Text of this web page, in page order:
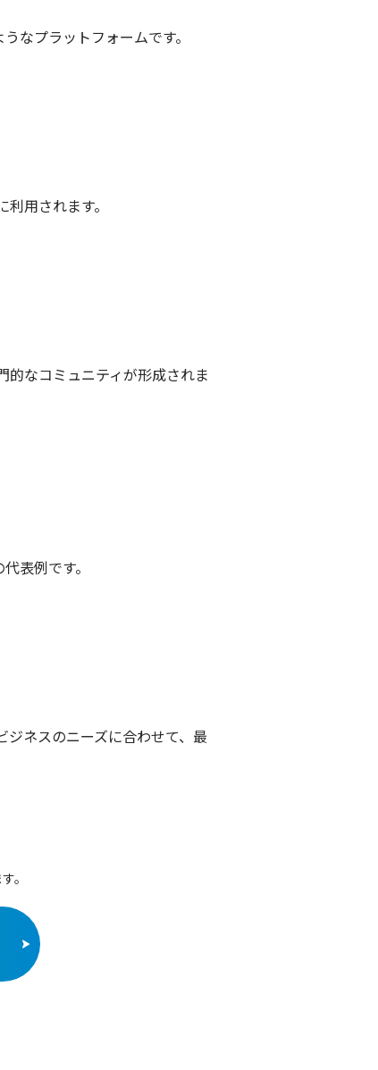
なプラットフォームです。
用されます。
的なコミュニティが形成されま
表例です。
ネスのニーズに合わせて、最
。